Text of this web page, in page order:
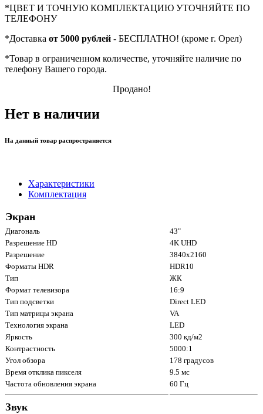
*ЦВЕТ И ТОЧНУЮ КОМПЛЕКТАЦИЮ УТОЧНЯЙТЕ ПО
ТЕЛЕФОНУ
*Доставка от 5000 рублей - БЕСПЛАТНО! (кроме г. Орел)
*Товар в ограниченном количестве, уточняйте наличие по
телефону Вашего города.
Продано!
Нет в наличии
На данный товар распространяется
Характеристики
Комплектация
Экран
Диагональ
43"
Разрешение HD
4K UHD
Разрешение
3840x2160
Форматы HDR
HDR10
Тип
ЖК
Формат телевизора
16:9
Тип подсветки
Direct LED
Тип матрицы экрана
VA
Технология экрана
LED
Яркость
300 кд/м2
Контрастность
5000:1
Угол обзора
178 градусов
Время отклика пикселя
9.5 мс
Частота обновления экрана
60 Гц
Звук